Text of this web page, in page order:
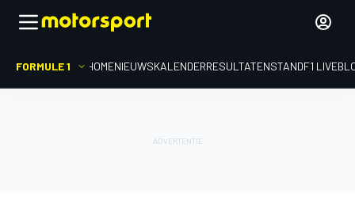
FORMULE 1 HOMENIEUWSKALENDERRESULTATENSTANDF1